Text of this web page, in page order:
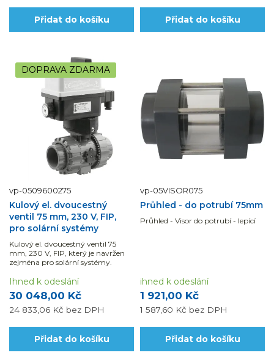
Přidat do košíku Přidat do košíku
DOPRAVA ZDARMA
vp-0509600275
Kulový el. dvoucestný
ventil 75 mm, 230 V, FIP,
pro solární systémy
Kulový el. dvoucestný ventil 75
mm, 230 V, FIP, který je navržen
zejména pro solární systémy.
30 048,00 Kč
24 833,06 Kč bez DPH
Ihned k odeslání
Přidat do košíku
vp-05VISOR075
Průhled - do potrubí 75mm
Průhled - Visor do potrubí - lepící
1 921,00 Kč
1 587,60 Kč bez DPH
ihned k odeslání
Přidat do košíku